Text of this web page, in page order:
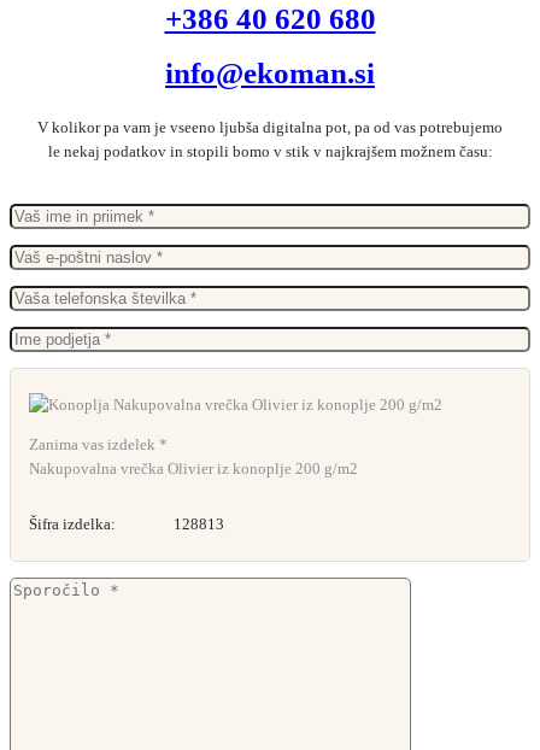
+386 40 620 680
info@ekoman.si
V kolikor pa vam je vseeno ljubša digitalna pot, pa od vas potrebujemo
le nekaj podatkov in stopili bomo v stik v najkrajšem možnem času:
Zanima vas izdelek *
Nakupovalna vrečka Olivier iz konoplje 200 g/m2
Šifra izdelka: 128813